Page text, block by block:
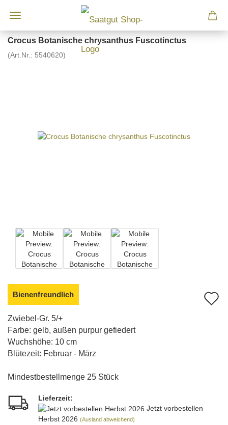
Crocus Botanische chrysanthus Fuscotinctus
(Art.Nr.: 5540620)
Bienenfreundlich
Zwiebel-Gr. 5/+
Farbe: gelb, außen purpur gefiedert
Wuchshöhe: 10 cm
Blütezeit: Februar - März
Mindestbestellmenge 25 Stück
Lieferzeit:
Jetzt vorbestellen
Herbst 2026 (Ausland abweichend)